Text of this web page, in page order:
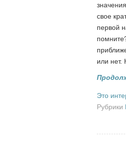
свое
первой
или
Это
Рубрики